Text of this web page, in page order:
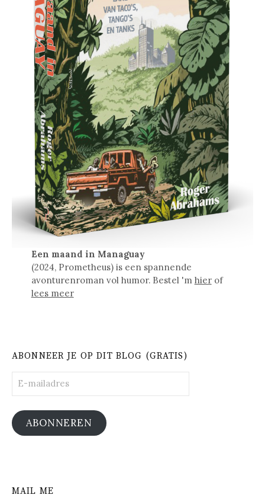
Een maand in Managuay
(2024, Prometheus) is een spannende
avonturenroman vol humor. Bestel 'm hierof
lees meer
ABONNEER JE OP DIT BLOG (GRATIS)
mailadres
ABONNEREN
MAIL ME